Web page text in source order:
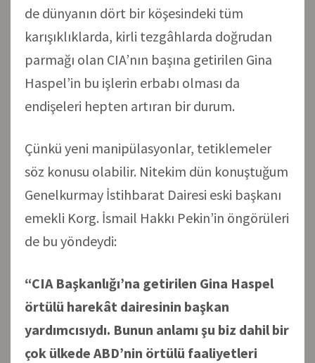
de dünyanın dört bir köşesindeki tüm
karışıklıklarda, kirli tezgâhlarda doğrudan
parmağı olan CIA’nın başına getirilen Gina
Haspel’in bu işlerin erbabı olması da
endişeleri hepten artıran bir durum.
Çünkü yeni manipülasyonlar, tetiklemeler
söz konusu olabilir. Nitekim dün konuştuğum
Genelkurmay İstihbarat Dairesi eski başkanı
emekli Korg. İsmail Hakkı Pekin’in öngörüleri
de bu yöndeydi:
“CIA Başkanlığı’na getirilen Gina Haspel
örtülü harekât dairesinin başkan
yardımcısıydı. Bunun anlamı şu biz dahil bir
çok ülkede ABD’nin örtülü faaliyetleri